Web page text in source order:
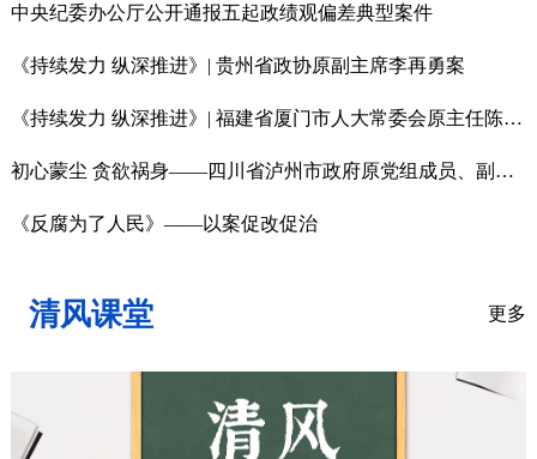
中央纪委办公厅公开通报五起政绩观偏差典型案件
《持续发力 纵深推进》| 贵州省政协原副主席李再勇案
《持续发力 纵深推进》| 福建省厦门市人大常委会原主任陈家东案
初心蒙尘 贪欲祸身——四川省泸州市政府原党组成员、副市长郭庆严重违纪违法案剖析
《反腐为了人民》——以案促改促治
清风课堂 更多